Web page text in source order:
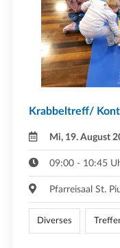
Krabbeltreff/
Mi, 19. August
09:00 - 10:45
Pfarreisaal St.
Diverses